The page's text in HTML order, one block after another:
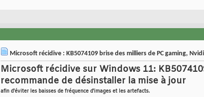
Microsoft récidive : KB5074109 brise des milliers de PC gaming,
Microsoft récidive sur Windows 11:
recommande de désinstaller la mise à jour
afin d'éviter les baisses de fréquence d'images et les artefacts.